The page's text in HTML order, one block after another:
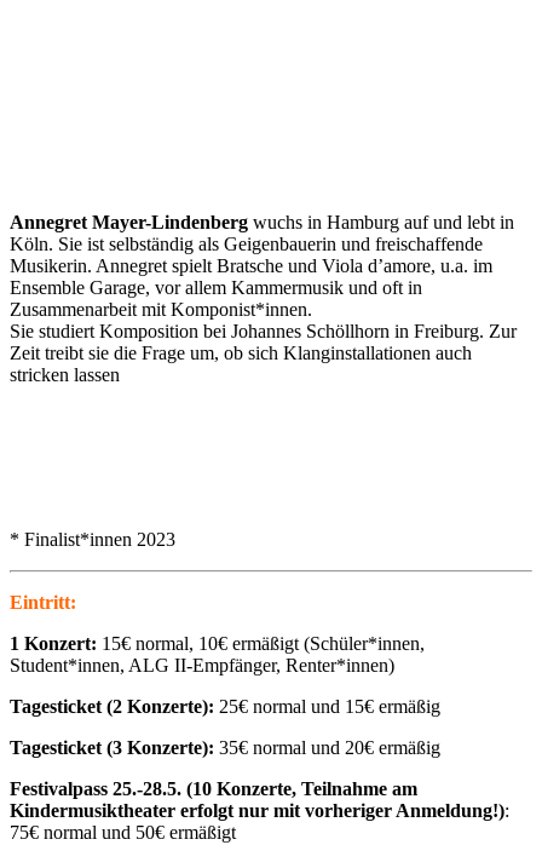
Annegret Mayer-Lindenberg wuchs in Hamburg auf und lebt in
Köln. Sie ist selbständig als Geigenbauerin und freischaffende
Musikerin. Annegret spielt Bratsche und Viola d’amore, u.a. im
Ensemble Garage, vor allem Kammermusik und oft in
Zusammenarbeit mit Komponist*innen.
Sie studiert Komposition bei Johannes Schöllhorn in Freiburg. Zur
Zeit treibt sie die Frage um, ob sich Klanginstallationen auch
stricken lassen
* Finalist*innen 2023
Eintritt:
1 Konzert: 15€ normal, 10€ ermäßigt (Schüler*innen,
Student*innen, ALG II-Empfänger, Renter*innen)
Tagesticket (2 Konzerte): 25€ normal und 15€ ermäßig
Tagesticket (3 Konzerte): 35€ normal und 20€ ermäßig
Festivalpass 25.-28.5. (10 Konzerte, Teilnahme am
Kindermusiktheater erfolgt nur mit vorheriger Anmeldung!):
75€ normal und 50€ ermäßigt